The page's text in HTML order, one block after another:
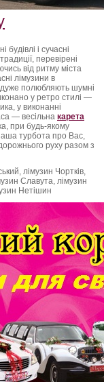
і сучасні
перевірені
від ритму міста
лімузини в
полюбляють шумні
у ретро стилі —
у виконанні
— весільна карета
при будь-якому
турбота про Вас,
руху разом з
лімузин Чортків,
Славута, лімузин
Нетішин